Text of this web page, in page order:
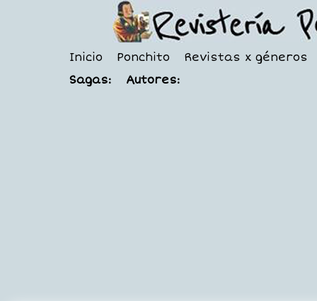
Inicio Ponchito
Revistas x géneros
Sagas:
Autores: